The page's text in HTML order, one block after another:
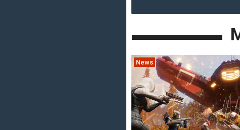
News